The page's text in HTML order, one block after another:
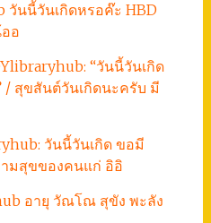
นนี้วันเกิดหรอค๊ะ HBD
อ
“วันนี้วันเกิด
สุขสันต์วันเกิดนะครับ มี
วันนี้วันเกิด ขอมี
มสุขของคนแก่ อิอิ
อายุ วัณโณ สุขัง พะลัง